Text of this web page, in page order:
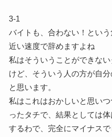
3-1
バイトも、合わない！とい
近い速度で辞めますよね
私はそういうことができな
けど、そういう人の方が自
と思います。
私はこれはおかしいと思い
ったタチで、結果としては
するわで、完全にマイナスで